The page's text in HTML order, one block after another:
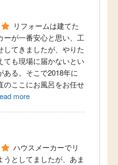
リフォームは建てた
ーが一番安心と思い、工
してきましたが、やりた
ても現場に届かないとい
ある。そこで2018年に
のここにお風呂をお任せ
more
ハウスメーカーでリ
うとしてましたが、あま